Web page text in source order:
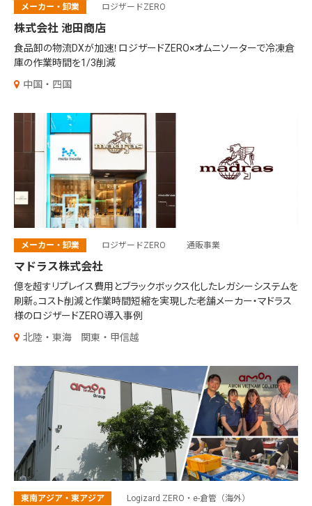
メーカー・卸業 ロジザードZERO
株式会社 池田商店
食品卸の物流DXが加速！ ロジザードZERO×オムニソーターで冷凍倉
庫の作業時間を1/3削減
中国・四国
メーカー・卸業 ロジザードZERO 通販事業
マドラス株式会社
億を超すリプレイス費用とブラックボックス化したレガシーシステムを
刷新。コスト削減と作業時間短縮を実現した老舗メーカー・マドラス
様のロジザードZERO導入事例
北陸・東海
関東・甲信越
東南アジア・東アジア
Logizard ZERO・e-倉管（海外）